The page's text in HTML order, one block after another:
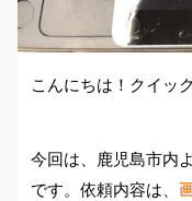
こんにちは！クイッ
今回は、鹿児島市内
です。依頼内容は、